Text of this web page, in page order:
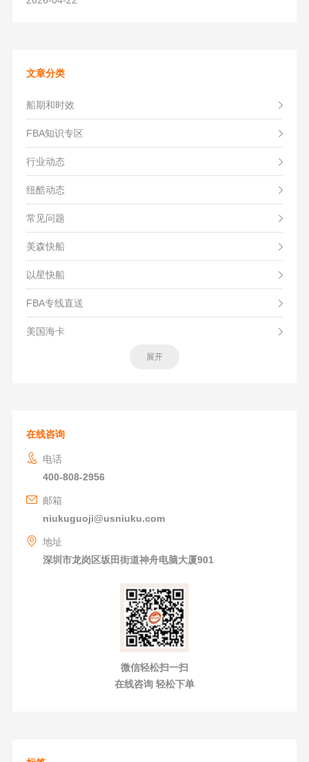
文章分类
船期和时效
FBA知识专区
行业动态
纽酷动态
常见问题
美森快船
以星快船
FBA专线直送
美国海卡
展开
在线咨询
电话
400-808-2956
邮箱
niukuguoji@usniuku.com
地址
深圳市龙岗区坂田街道神舟电脑大厦901
微信轻松扫一扫
在线咨询 轻松下单